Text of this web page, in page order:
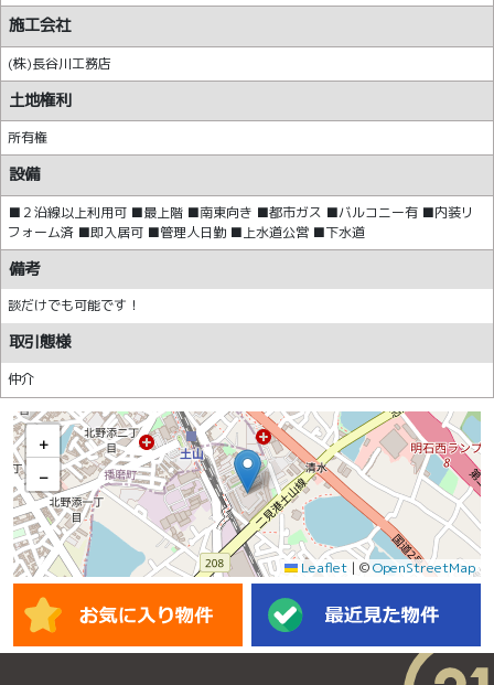
施工会社
(株)長谷川工務店
土地権利
所有権
設備
■２沿線以上利用可 ■最上階 ■南東向き ■都市ガス ■バルコニー有 ■内装リ
フォーム済 ■即入居可 ■管理人日勤 ■上水道公営 ■下水道
備考
談だけでも可能です！
取引態様
仲介
+
−
Leaflet | ©OpenStreetMap